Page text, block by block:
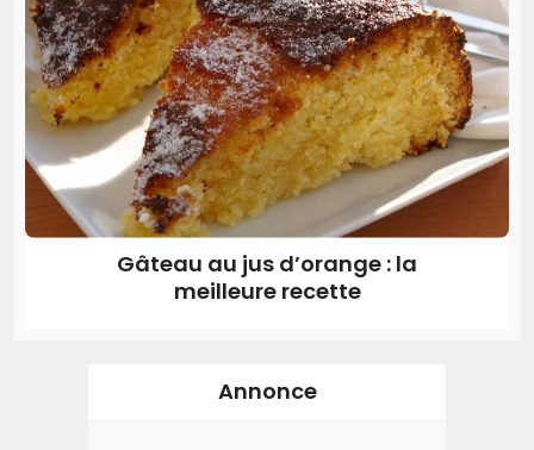
Gâteau au jus d’orange : la
meilleure recette
Annonce